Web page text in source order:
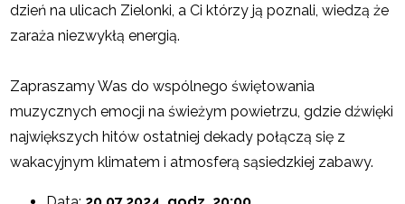
dzień na ulicach Zielonki, a Ci którzy ją poznali, wiedzą że
zaraża niezwykłą energią.
Zapraszamy Was do wspólnego świętowania
muzycznych emocji na świeżym powietrzu, gdzie dźwięki
największych hitów ostatniej dekady połączą się z
wakacyjnym klimatem i atmosferą sąsiedzkiej zabawy.